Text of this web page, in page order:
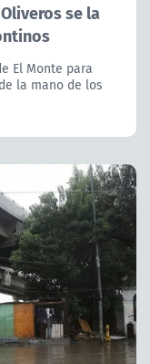
se la
El Monte para
la mano de los